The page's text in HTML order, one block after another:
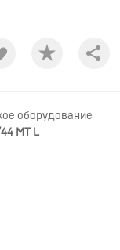
оборудование
MT L